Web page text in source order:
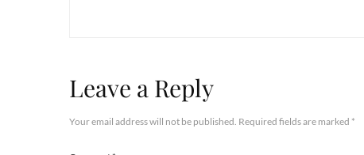
Leave a Reply
Your email address will not be published. Required fields are marked *